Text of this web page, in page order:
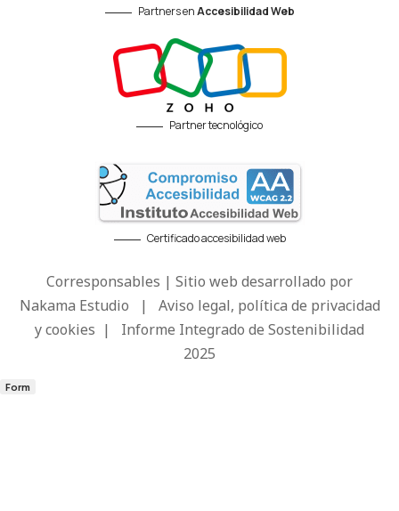
Partners enAccesibilidad Web
Partner tecnológico
Certificado accesibilidad web
Corresponsables | Sitio web desarrollado por
Nakama Estudio | Aviso legal, política de privacidad
y cookies | Informe Integrado de Sostenibilidad
2025
Form